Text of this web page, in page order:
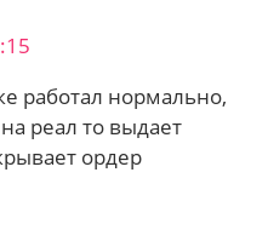
работал нормально,
реал то выдает
ордер